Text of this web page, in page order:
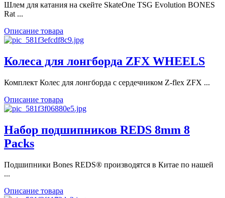
Шлем для катания на скейте SkateOne TSG Evolution BONES
Rat ...
Описание товара
Колеса для лонгборда ZFX WHEELS
Комплект Колес для лонгборда с сердечником Z-flex ZFX ...
Описание товара
Набор подшипников REDS 8mm 8
Packs
Подшипники Bones REDS® производятся в Китае по нашей
...
Описание товара